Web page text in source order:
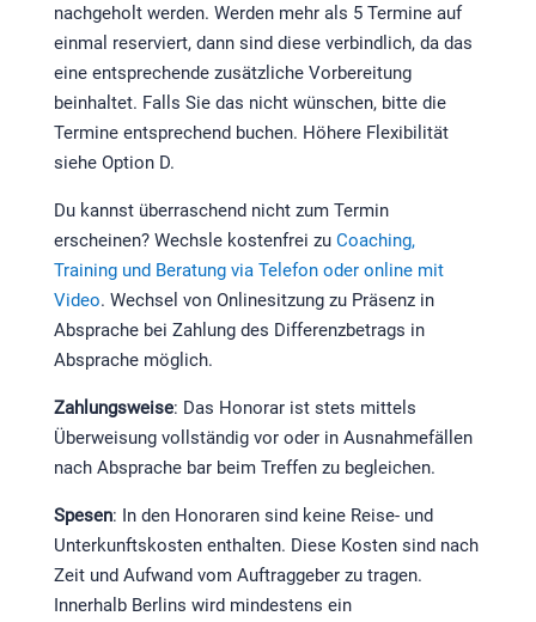
nachgeholt werden. Werden mehr als 5 Termine auf
einmal reserviert, dann sind diese verbindlich, da das
eine entsprechende zusätzliche Vorbereitung
beinhaltet. Falls Sie das nicht wünschen, bitte die
Termine entsprechend buchen. Höhere Flexibilität
siehe Option D.
Du kannst überraschend nicht zum Termin
erscheinen? Wechsle kostenfrei zu Coaching,
Training und Beratung via Telefon oder online mit
Video. Wechsel von Onlinesitzung zu Präsenz in
Absprache bei Zahlung des Differenzbetrags in
Absprache möglich.
Zahlungsweise: Das Honorar ist stets mittels
Überweisung vollständig vor oder in Ausnahmefällen
nach Absprache bar beim Treffen zu begleichen.
Spesen: In den Honoraren sind keine Reise- und
Unterkunftskosten enthalten. Diese Kosten sind nach
Zeit und Aufwand vom Auftraggeber zu tragen.
Innerhalb Berlins wird mindestens ein